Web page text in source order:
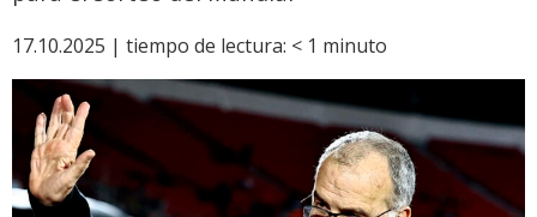
17.10.2025 | tiempo de lectura: < 1 minuto